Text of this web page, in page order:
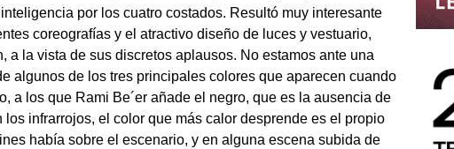
por los cuatro costados. Resultó muy interesante
coreografías y el atractivo diseño de luces y vestuario,
la vista de sus discretos aplausos. No estamos ante una
algunos de los tres principales colores que aparecen cuando
a los que Rami Be´er añade el negro, que es la ausencia de
infrarrojos, el color que más calor desprende es el propio
había sobre el escenario, y en alguna escena subida de